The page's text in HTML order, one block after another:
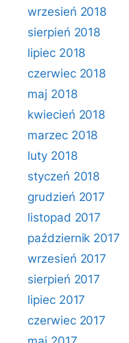
wrzesień 2018
sierpień 2018
lipiec 2018
czerwiec 2018
maj 2018
kwiecień 2018
marzec 2018
luty 2018
styczeń 2018
grudzień 2017
listopad 2017
październik 2017
wrzesień 2017
sierpień 2017
lipiec 2017
czerwiec 2017